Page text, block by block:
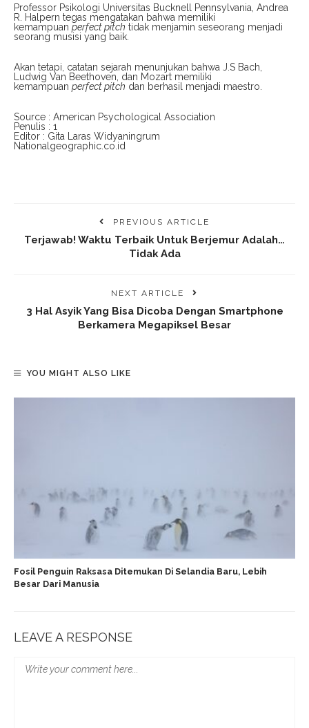
Professor Psikologi Universitas Bucknell Pennsylvania, Andrea
R. Halpern tegas mengatakan bahwa memiliki
kemampuan perfect pitch tidak menjamin seseorang menjadi
seorang musisi yang baik.
Akan tetapi, catatan sejarah menunjukan bahwa J.S Bach,
Ludwig Van Beethoven, dan Mozart memiliki
kemampuan perfect pitch dan berhasil menjadi maestro.
Source : American Psychological Association
Penulis : 1
Editor : Gita Laras Widyaningrum
Nationalgeographic.co.id
PREVIOUS ARTICLE
Terjawab! Waktu Terbaik Untuk Berjemur Adalah…
Tidak Ada
NEXT ARTICLE
3 Hal Asyik Yang Bisa Dicoba Dengan Smartphone
Berkamera Megapiksel Besar
YOU MIGHT ALSO LIKE
Fosil Penguin Raksasa Ditemukan Di Selandia Baru, Lebih
Besar Dari Manusia
LEAVE A RESPONSE